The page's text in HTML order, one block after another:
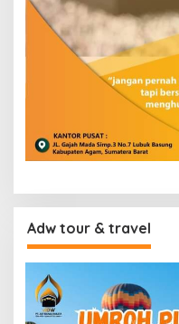
Adw tour & travel